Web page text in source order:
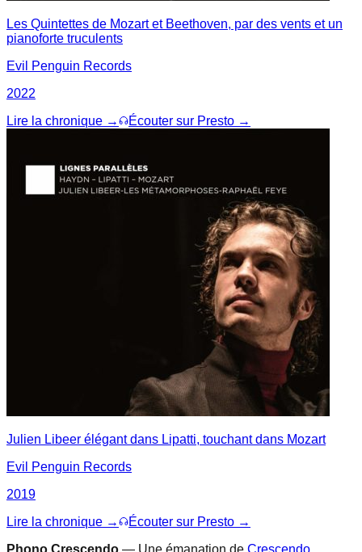
Les Quintettes de Mozart et Beethoven, par des vents et un
pianoforte truculents
Evil Penguin Records
2022
Lire la chronique →
Écouter sur Presto →
Julien Libeer élégant dans Lipatti, touchant dans Mozart
Evil Penguin Records
2019
Lire la chronique →
Écouter sur Presto →
Phono.Crescendo — Une émanation de Crescendo